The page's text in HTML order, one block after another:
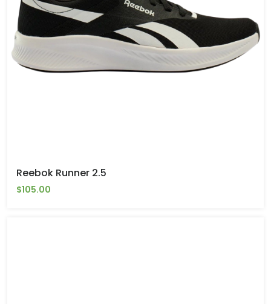
Reebok Runner 2.5
$105.00